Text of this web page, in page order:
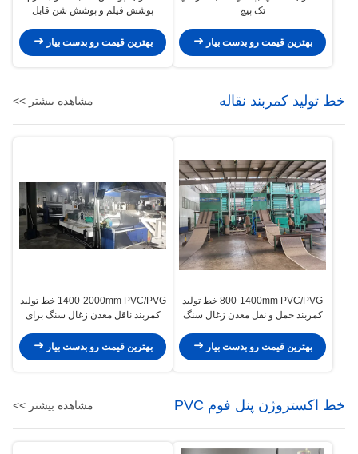
تک پیچ
بهترین قیمت رو بدست بیار
پوشش فیلم و پوشش شن قابل
بهترین قیمت رو بدست بیار
خط تولید کمربند نقاله مشاهده بیشتر >>
800-1400mm PVC/PVG خط تولید
کمربند حمل و نقل معدن زغال سنگ
معدن صرفه جویی در انرژی
بهترین قیمت رو بدست بیار
1400-2000mm PVC/PVG خط تولید
کمربند ناقل معدن زغال سنگ برای
بهترین قیمت رو بدست بیار
خط اکستروژن پنل فوم PVC مشاهده بیشتر >>